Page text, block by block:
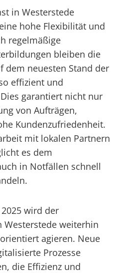
in Westerstede
hohe Flexibilität und
regelmäßige
bleiben die
dem neuesten Stand der
effizient und
garantiert nicht nur
von Aufträgen,
Kundenzufriedenheit.
mit lokalen Partnern
es dem
in Notfällen schnell
wird der
weiterhin
agieren. Neue
Prozesse
die Effizienz und